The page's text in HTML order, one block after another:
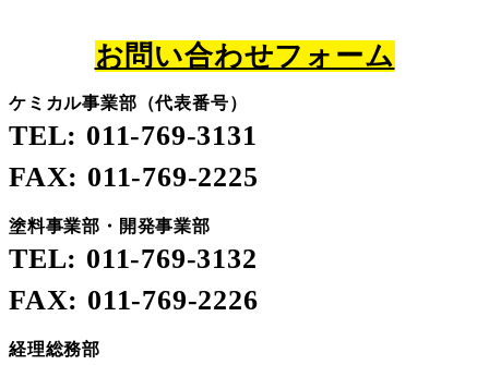
お問い合わせフォーム
ケミカル事業部（代表番号）
TEL: 011-769-3131
FAX: 011-769-2225
塗料事業部・開発事業部
TEL: 011-769-3132
FAX: 011-769-2226
経理総務部